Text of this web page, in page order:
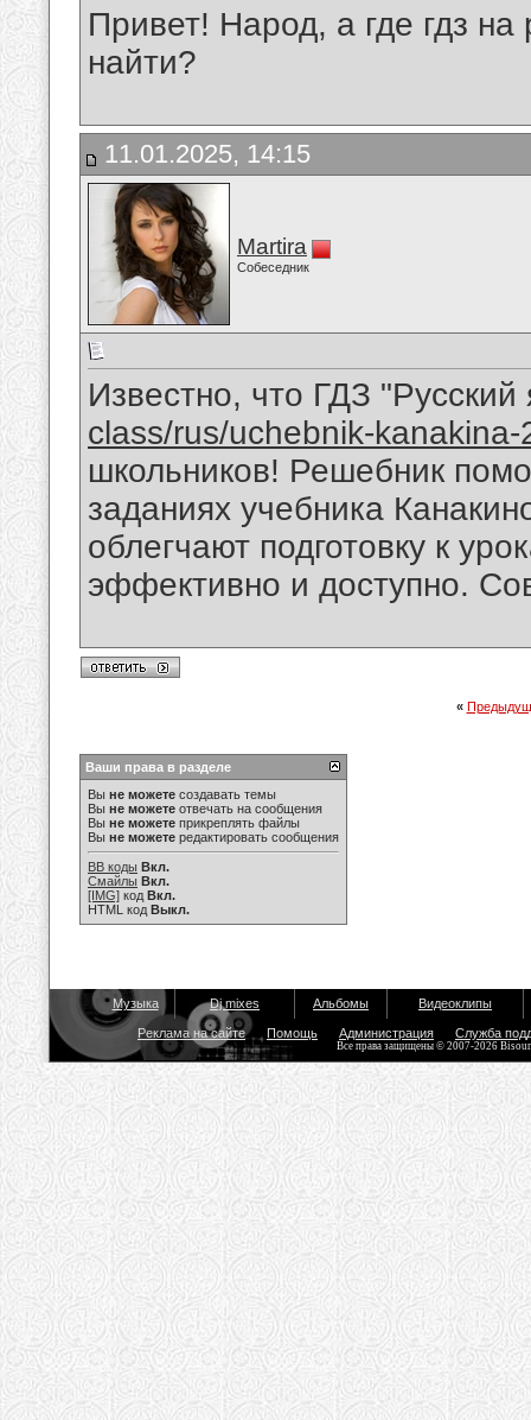
Привет! Народ, а где гдз
найти?
11.01.2025, 14:15
Martira
Собеседник
Известно, что ГДЗ
class/rus/uchebnik-kanakina-
школьников! Решебник
заданиях учебника
облегчают подготовку к
эффективно и доступно.
«
Ваши права в разделе
Вы не можете создавать темы
Вы не можете отвечать на сообщения
Вы не можете прикреплять файлы
Вы не можете редактировать сообщения
BB коды Вкл.
Смайлы Вкл.
[IMG] код Вкл.
HTML код Выкл.
Музыка Dj mixes Альбомы Видеоклипы
Реклама на сайте Помощь Администрация Служба
Все права защищены © 2007-2026